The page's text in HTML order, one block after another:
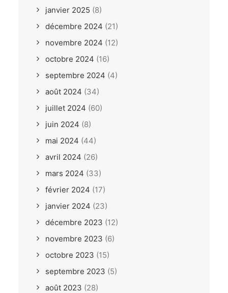
janvier 2025 (8)
décembre 2024 (21)
novembre 2024 (12)
octobre 2024 (16)
septembre 2024 (4)
août 2024 (34)
juillet 2024 (60)
juin 2024 (8)
mai 2024 (44)
avril 2024 (26)
mars 2024 (33)
février 2024 (17)
janvier 2024 (23)
décembre 2023 (12)
novembre 2023 (6)
octobre 2023 (15)
septembre 2023 (5)
août 2023 (28)